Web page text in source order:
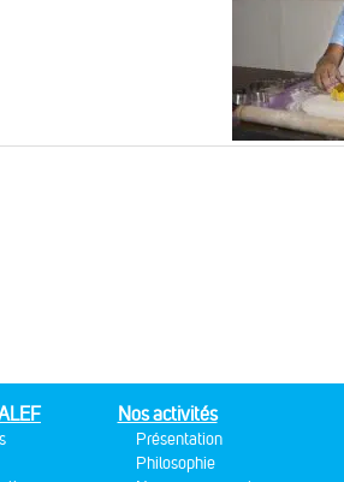
Nos activités
Présentation
Philosophie